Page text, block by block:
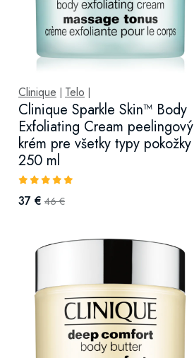
Clinique Telo
Clinique Sparkle Skin™ Body
Exfoliating Cream peelingový
krém pre všetky typy pokožky
250 ml
37 € 46 €